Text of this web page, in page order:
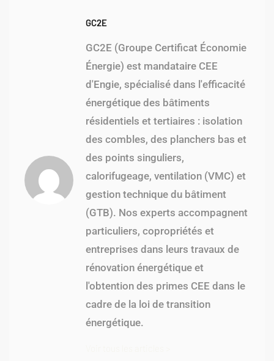
GC2E
GC2E (Groupe Certificat Économie
Énergie) est mandataire CEE
d'Engie, spécialisé dans l'efficacité
énergétique des bâtiments
résidentiels et tertiaires : isolation
des combles, des planchers bas et
des points singuliers,
calorifugeage, ventilation (VMC) et
gestion technique du bâtiment
(GTB). Nos experts accompagnent
particuliers, copropriétés et
entreprises dans leurs travaux de
rénovation énergétique et
l'obtention des primes CEE dans le
cadre de la loi de transition
énergétique.